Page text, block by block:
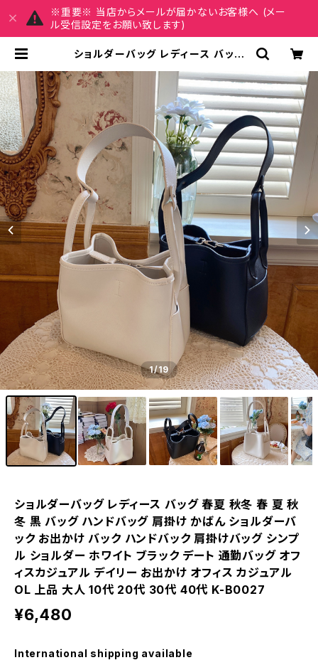
※重要※ 当店からメールが届かないお客様へ (メー
ル受信設定をお願い致します)
ショルダーバッグ レディース バッグ
ドバッグ 肩掛け かばん ショルダーバ
ック お出かけ バック ハンドバック 肩
掛けバッグ シンプル ショルダー ホワ
イト ブラック デート 通勤バッグ オフ
ィスカジュアル デイリー お出かけ オ
フィス カジュアル OL 上品 大人 10代
20代 30代 40代 K-B0027 | REI
RSE レイルセ 20代,30代,40代 レ
ディースファッション 通販
1/19
ショルダーバッグ レディース バッグ 春夏 秋冬 春 夏 秋
冬 黒 バッグ ハンドバッグ 肩掛け かばん ショルダーバ
ック お出かけ バック ハンドバック 肩掛けバッグ シンプ
ル ショルダー ホワイト ブラック デート 通勤バッグ オフ
ィスカジュアル デイリー お出かけ オフィス カジュアル
OL 上品 大人 10代 20代 30代 40代 K-B0027
¥6,480
International shipping available